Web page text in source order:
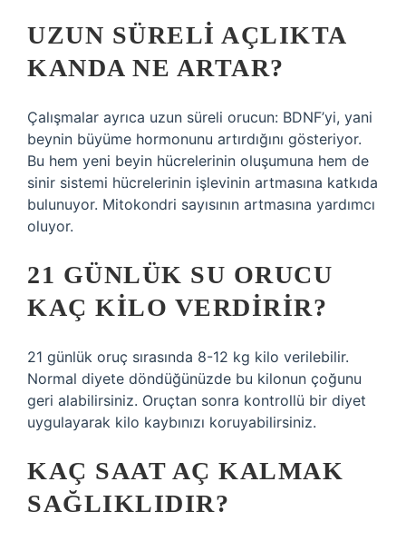
UZUN SÜRELI AÇLIKTA
KANDA NE ARTAR?
Çalışmalar ayrıca uzun süreli orucun: BDNF’yi, yani
beynin büyüme hormonunu artırdığını gösteriyor.
Bu hem yeni beyin hücrelerinin oluşumuna hem de
sinir sistemi hücrelerinin işlevinin artmasına katkıda
bulunuyor. Mitokondri sayısının artmasına yardımcı
oluyor.
21 GÜNLÜK SU ORUCU
KAÇ KILO VERDIRIR?
21 günlük oruç sırasında 8-12 kg kilo verilebilir.
Normal diyete döndüğünüzde bu kilonun çoğunu
geri alabilirsiniz. Oruçtan sonra kontrollü bir diyet
uygulayarak kilo kaybınızı koruyabilirsiniz.
KAÇ SAAT AÇ KALMAK
SAĞLIKLIDIR?